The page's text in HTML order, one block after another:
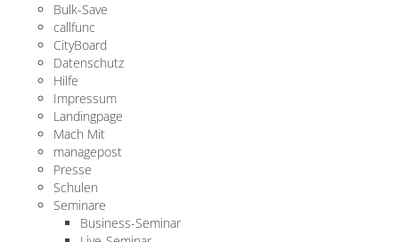
Bulk-Save
callfunc
CityBoard
Datenschutz
Hilfe
Impressum
Landingpage
Mach Mit
managepost
Presse
Schulen
Seminare
Business-Seminar